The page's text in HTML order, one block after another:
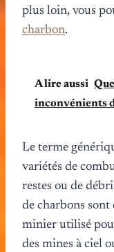
plus loin, vous
charbon.
A lire aussi
inconvénients
Le terme
variétés de
restes ou de
de charbons sont
minier utilisé
des mines à ciel